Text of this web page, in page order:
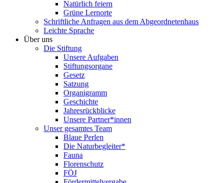
Natürlich feiern
Grüne Lernorte
Schriftliche Anfragen aus dem Abgeordnetenhaus
Leichte Sprache
Über uns
Die Stiftung
Unsere Aufgaben
Stiftungsorgane
Gesetz
Satzung
Organigramm
Geschichte
Jahresrückblicke
Unsere Partner*innen
Unser gesamtes Team
Blaue Perlen
Die Naturbegleiter*
Fauna
Florenschutz
FÖJ